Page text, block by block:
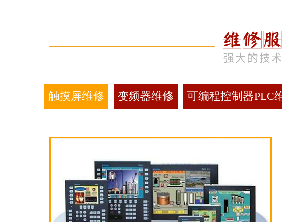
触摸屏维修 变频器维修 可编程控制器PLC